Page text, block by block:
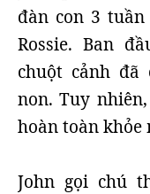
đàn con 3
Rossie. Ban
chuột cảnh đã
non. Tuy
hoàn toàn khỏe
John gọi chú